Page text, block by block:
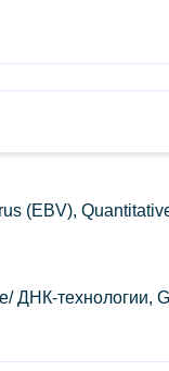
(EBV),
ДНК-технологии,